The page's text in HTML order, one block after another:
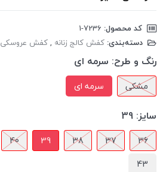
کد محصول:
دسته‌بندی: کفش کالج زنانه ,کفش عروسکی
رنگ و طرح: سرمه ای
مشکی سرمه ای
سایز: 39
36
37
38
39
40
43